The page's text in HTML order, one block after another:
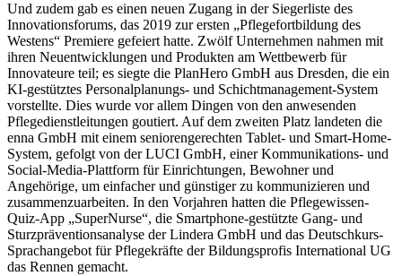
Und zudem gab es einen neuen Zugang in der Siegerliste des
Innovationsforums, das 2019 zur ersten „Pflegefortbildung des
Westens“ Premiere gefeiert hatte. Zwölf Unternehmen nahmen mit
ihren Neuentwicklungen und Produkten am Wettbewerb für
Innovateure teil; es siegte die PlanHero GmbH aus Dresden, die ein
KI-gestütztes Personalplanungs- und Schichtmanagement-System
vorstellte. Dies wurde vor allem Dingen von den anwesenden
Pflegedienstleitungen goutiert. Auf dem zweiten Platz landeten die
enna GmbH mit einem seniorengerechten Tablet- und Smart-Home-
System, gefolgt von der LUCI GmbH, einer Kommunikations- und
Social-Media-Plattform für Einrichtungen, Bewohner und
Angehörige, um einfacher und günstiger zu kommunizieren und
zusammenzuarbeiten. In den Vorjahren hatten die Pflegewissen-
Quiz-App „SuperNurse“, die Smartphone-gestützte Gang- und
Sturzpräventionsanalyse der Lindera GmbH und das Deutschkurs-
Sprachangebot für Pflegekräfte der Bildungsprofis International UG
das Rennen gemacht.